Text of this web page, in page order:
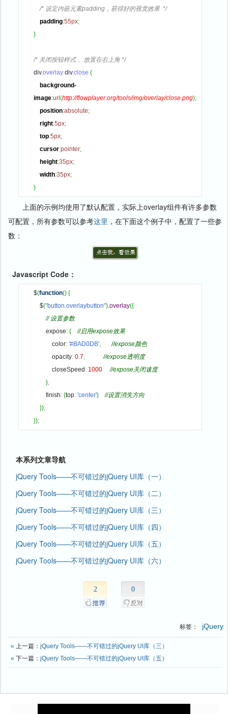
/* 设定内嵌元素padding，获得好的视觉效果  */
padding:55px;
}
/* 关闭按钮样式， 放置在右上角 */
div.overlay div.close {
background-
image:url (http://flowplayer.org/tools/img/overlay/close.png);
position:absolute;
right:5px;
top:5px;
cursor:pointer;
height:35px;
width:35px;
}
上面的示例均使用了默认配置，实际上overlay组件有许多参数
可配置，所有参数可以参考这里 ，在下面这个例子中，配置了一些参
数：
Javascript Code：
$(function() {
    $
("button.overlaybutton").overlay({
// 设置参数
        expose
: {
//启用expose效果
            color
: '#BAD0DB',
//expose颜色
            opacity
: 0.7,
//expose透明度
            closeSpeed
: 1000
//expose关闭速度
},
        finish
: {top: 'center'}
//设置消失方向
});
});
本系列文章导航
jQuery Tools——不可错过的jQuery UI库（一）
jQuery Tools——不可错过的jQuery UI库（二）
jQuery Tools——不可错过的jQuery UI库（三）
jQuery Tools——不可错过的jQuery UI库（四）
jQuery Tools——不可错过的jQuery UI库（五）
jQuery Tools——不可错过的jQuery UI库（六）
2 0
标签： jQuery
« 上一篇： jQuery Tools——不可错过的jQuery UI库（三）
» 下一篇： jQuery Tools——不可错过的jQuery UI库（五）